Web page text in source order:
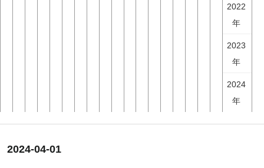
2022
年
2023
年
2024
年
2024-04-01